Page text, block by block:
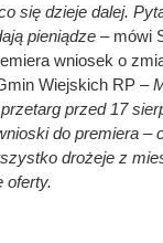
się dzieje dalej.
pieniądze – mówi
wniosek o
Wiejskich RP –
przed 17
do premiera
drożeje z
oferty.